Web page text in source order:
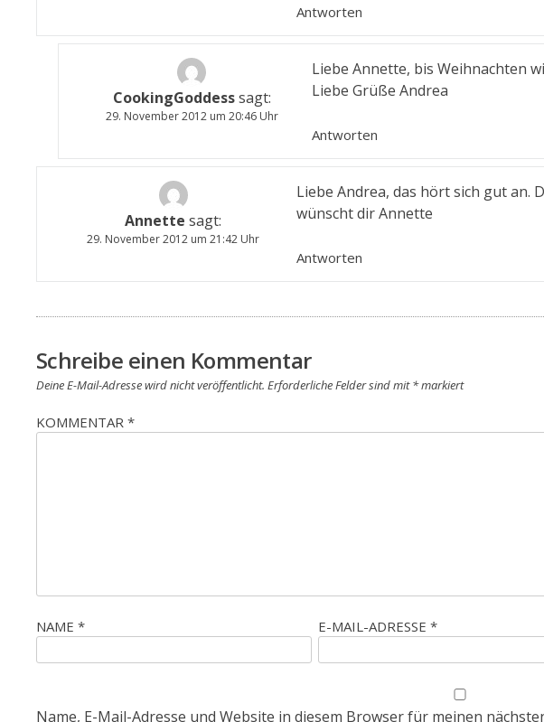
Antworten
CookingGoddesssagt:
29. November 2012 um 20:46 Uhr
Liebe Annette, bis Weihnachten
Liebe Grüße Andrea
Antworten
Annette sagt:
29. November 2012 um 21:42 Uhr
Liebe Andrea, das hört sich gut an.
wünscht dir Annette
Antworten
Schreibe einen Kommentar
Deine E-Mail-Adresse wird nicht veröffentlicht. Erforderliche Felder sind mit*markiert
KOMMENTAR *
NAME * E-MAIL-ADRESSE*
Name, E-Mail-Adresse und Website in diesem Browser für meinen